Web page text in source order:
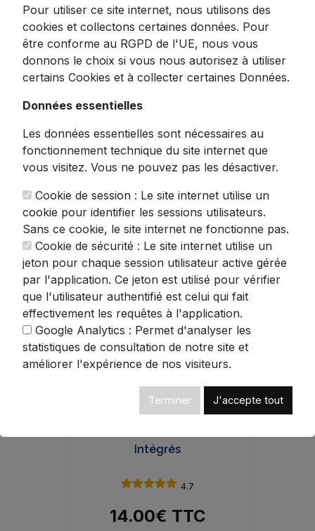
Bandeau Bluetooth COTOP -
Somm...
4.2
11.89 €TTC
Voir ce produit
Bandeau Bluetooth HD
Intégrés
4.7
14.00€ TTC
Pour utiliser ce site internet, nous utilisons des
cookies et collectons certaines données. Pour
être conforme au RGPD de l'UE, nous vous
donnons le choix si vous nous autorisez à utiliser
certains Cookies et à collecter certaines Données.
Données essentielles
Les données essentielles sont nécessaires au
fonctionnement technique du site internet que
vous visitez. Vous ne pouvez pas les désactiver.
Cookie de session : Le site internet utilise un
cookie pour identifier les sessions utilisateurs.
Sans ce cookie, le site internet ne fonctionne pas.
Cookie de sécurité : Le site internet utilise un
jeton pour chaque session utilisateur active gérée
par l'application. Ce jeton est utilisé pour vérifier
que l'utilisateur authentifié est celui qui fait
effectivement les requêtes à l'application.
Google Analytics : Permet d'analyser les
statistiques de consultation de notre site et
améliorer l'expérience de nos visiteurs.
Terminer J'accepte tout